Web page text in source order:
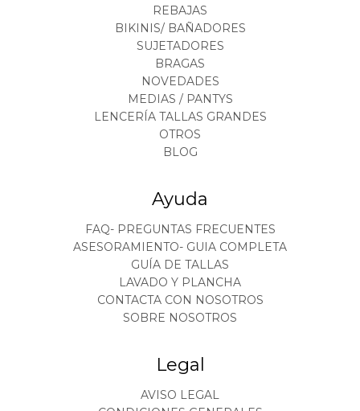
REBAJAS
BIKINIS/ BAÑADORES
SUJETADORES
BRAGAS
NOVEDADES
MEDIAS / PANTYS
LENCERÍA TALLAS GRANDES
OTROS
BLOG
Ayuda
FAQ- PREGUNTAS FRECUENTES
ASESORAMIENTO- GUIA COMPLETA
GUÍA DE TALLAS
LAVADO Y PLANCHA
CONTACTA CON NOSOTROS
SOBRE NOSOTROS
Legal
AVISO LEGAL